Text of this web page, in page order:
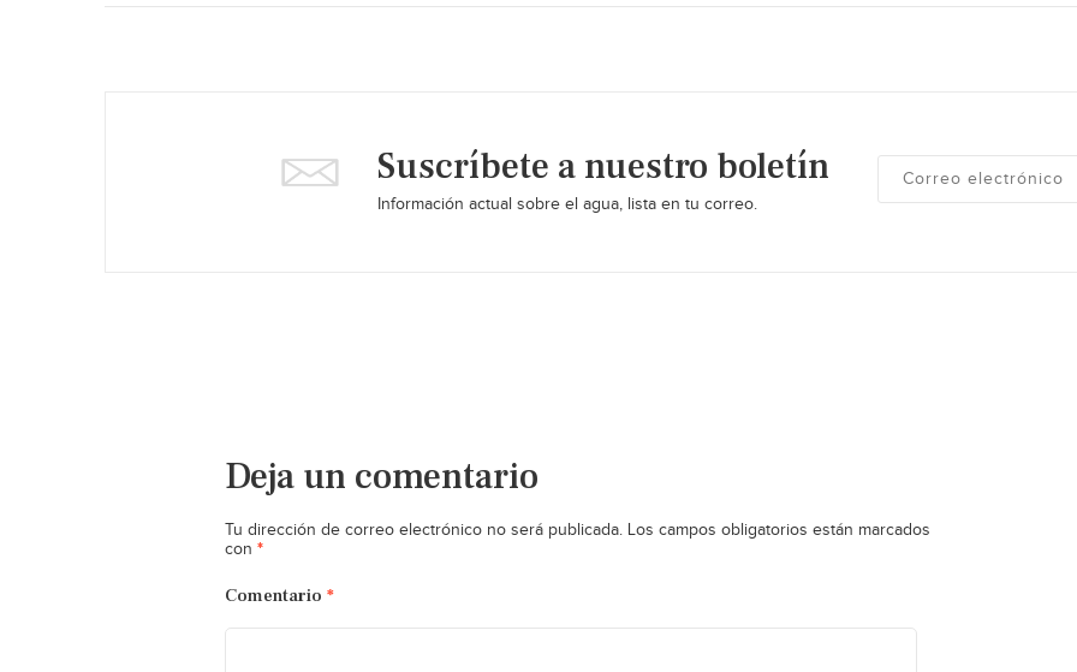
Suscríbete a nuestro boletín
Información actual sobre el agua, lista en tu correo.
Deja un comentario
Tu dirección de correo electrónico no será publicada. Los campos obligatorios están marcados
con *
Comentario *